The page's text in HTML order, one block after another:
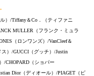
）/Tiffany＆Co．（ティファニ
MULLER（フランク・ミュラ
（ロンワンズ）/VanCleef＆
）/GUCCI（グッチ）/Justin
/CHOPARD（ショパー
Dior（ディオール）/PIAGET（ピ